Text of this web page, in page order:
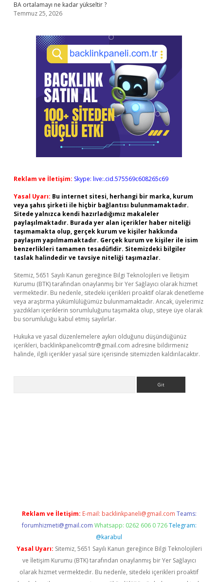
BA ortalamayı ne kadar yükseltir ?
Temmuz 25, 2026
Reklam ve İletişim: Skype: live:.cid.575569c608265c69
Yasal Uyarı: Bu internet sitesi, herhangi bir marka, kurum
veya şahıs şirketi ile hiçbir bağlantısı bulunmamaktadır.
Sitede yalnızca kendi hazırladığımız makaleler
paylaşılmaktadır. Burada yer alan içerikler haber niteliği
taşımamakta olup, gerçek kurum ve kişiler hakkında
paylaşım yapılmamaktadır. Gerçek kurum ve kişiler ile isim
benzerlikleri tamamen tesadüfidir. Sitemizdeki bilgiler
taslak halindedir ve tavsiye niteliği taşımazlar.
Sitemiz, 5651 Sayılı Kanun gereğince Bilgi Teknolojileri ve İletişim
Kurumu (BTK) tarafından onaylanmış bir Yer Sağlayıcı olarak hizmet
vermektedir. Bu nedenle, sitedeki içerikleri proaktif olarak denetleme
veya araştırma yükümlülüğümüz bulunmamaktadır. Ancak, üyelerimiz
yazdıkları içeriklerin sorumluluğunu taşımakta olup, siteye üye olarak
bu sorumluluğu kabul etmiş sayılırlar.
Hukuka ve yasal düzenlemelere aykırı olduğunu düşündüğünüz
içerikleri, backlinkpanelicomtr@gmail.com adresine bildirmeniz
halinde, ilgili içerikler yasal süre içerisinde sitemizden kaldırılacaktır.
Reklam ve İletişim: E-mail: backlinkpaneli@gmail.com Teams:
forumhizmeti@gmail.com Whatsapp: 0262 606 0 726 Telegram:
@karabul
Yasal Uyarı: Sitemiz, 5651 Sayılı Kanun gereğince Bilgi Teknolojileri
ve İletişim Kurumu (BTK) tarafından onaylanmış bir Yer Sağlayıcı
olarak hizmet vermektedir. Bu nedenle, sitedeki içerikleri proaktif